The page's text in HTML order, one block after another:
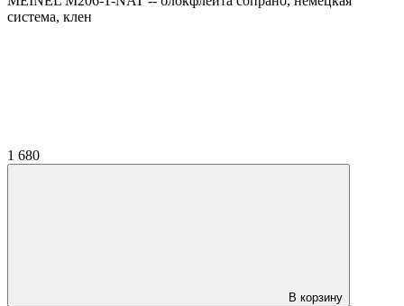
система, клен
1 680
В корзину